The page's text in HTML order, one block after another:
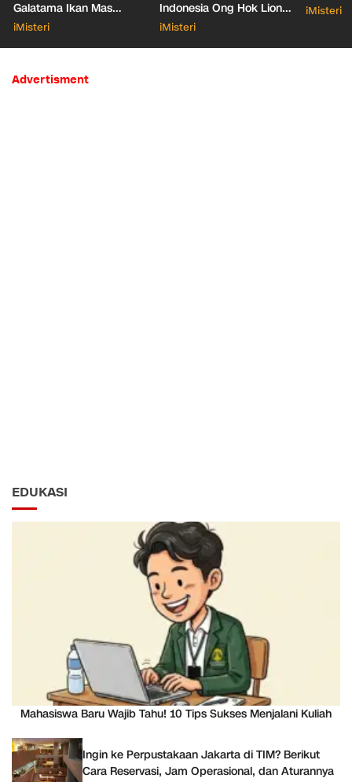
Galatama Ikan Mas
Bersentuhan dengan Hal
iMisteri
Indonesia Ong Hok Liong
hingga Liem Sioe Liong
iMisteri
iMisteri
Advertisment
EDUKASI
Mahasiswa Baru Wajib Tahu! 10 Tips Sukses Menjalani Kuliah
Ingin ke Perpustakaan Jakarta di TIM? Berikut
Cara Reservasi, Jam Operasional, dan Aturannya